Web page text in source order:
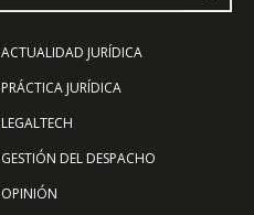
ACTUALIDAD JURÍDICA
PRÁCTICA JURÍDICA
LEGALTECH
GESTIÓN DEL DESPACHO
OPINIÓN